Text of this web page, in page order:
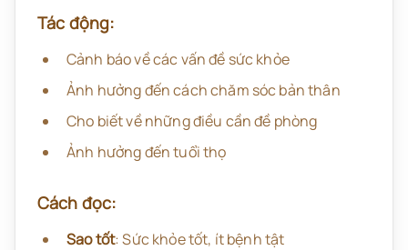
Tác động:
Cảnh báo về các vấn đề sức khỏe
Ảnh hưởng đến cách chăm sóc bản thân
Cho biết về những điều cần đề phòng
Ảnh hưởng đến tuổi thọ
Cách đọc:
Sao tốt: Sức khỏe tốt, ít bệnh tật